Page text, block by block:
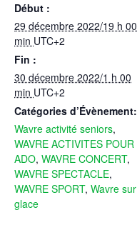
Début :
29 décembre 2022/19 h 00
min UTC+2
Fin :
30 décembre 2022/1 h 00
min UTC+2
Catégories d’Évènement:
Wavre activité seniors,
WAVRE ACTIVITES POUR
ADO, WAVRE CONCERT,
WAVRE SPECTACLE,
WAVRE SPORT, Wavre sur
glace